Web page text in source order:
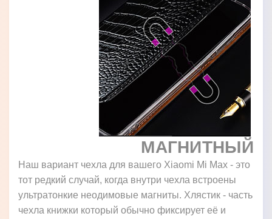
МАГНИТНЫЙ
Наш вариант чехла для вашего Xiaomi Mi Max - это
тот редкий случай, когда внутри чехла встроены
ультратонкие неодимовые магниты. Хлястик - часть
чехла книжки который обычно фиксирует её и